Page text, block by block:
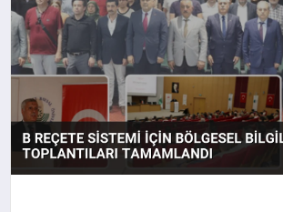
DÜNYA
YAŞAM